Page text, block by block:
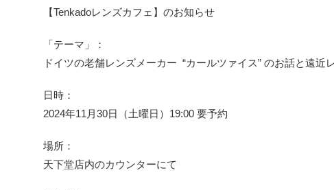
【Tenkadoレンズカフェ】のお知らせ
「テーマ」：
ドイツの老舗レンズメーカー “カールツァイス” のお話と遠近
日時：
2024年11月30日（土曜日）19:00 要予約
場所：
天下堂店内のカウンターにて